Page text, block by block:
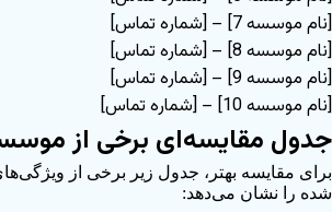
[نام موسسه 7] – [شماره تماس]
[نام موسسه 8] – [شماره تماس]
[نام موسسه 9] – [شماره تماس]
[نام موسسه 10] – [شماره تماس]
جدول مقایسه‌ای برخی از
برای مقایسه بهتر، جدول زیر برخی از
شده را نشان می‌دهد: